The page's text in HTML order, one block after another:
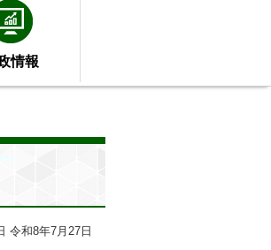
情報
和8年7月27日